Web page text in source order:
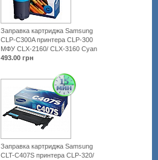
Заправка картриджа Samsung
CLP-C300A принтера CLP-300
МФУ CLX-2160/ CLX-3160 Cyan
493.00 грн
Заправка картриджа Samsung
CLT-C407S принтера CLP-320/